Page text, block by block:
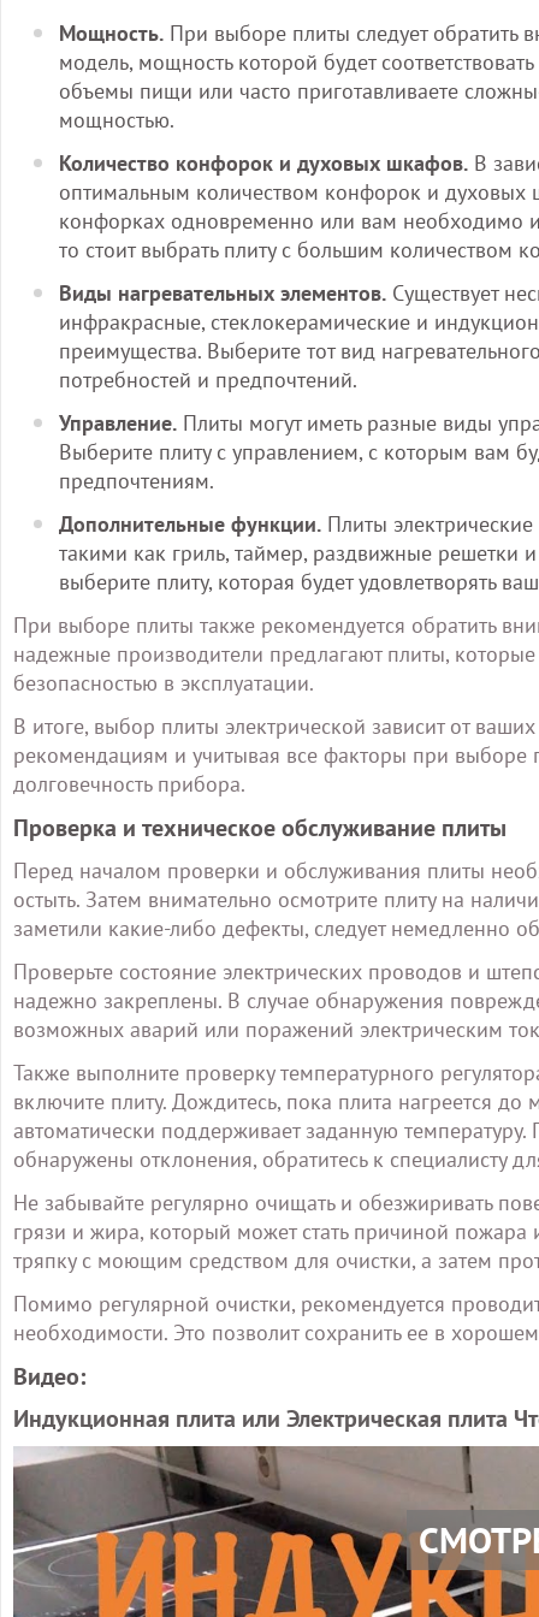
Мощность. При выборе плиты следует обратить
модель, мощность которой будет
объемы пищи или часто приготавливаете
мощностью.
Количество конфорок и духовых шкафов. В
оптимальным количеством конфорок и духовых
конфорках одновременно или вам необходимо
то стоит выбрать плиту с большим количеством
Виды нагревательных элементов. Существует
инфракрасные, стеклокерамические и
преимущества. Выберите тот вид
потребностей и предпочтений.
Управление. Плиты могут иметь разные виды
Выберите плиту с управлением, с которым вам
предпочтениям.
Дополнительные функции. Плиты
такими как гриль, таймер, раздвижные решетки
выберите плиту, которая будет удовлетворять
При выборе плиты также рекомендуется обратить
надежные производители предлагают плиты,
безопасностью в эксплуатации.
В итоге, выбор плиты электрической зависит от
рекомендациям и учитывая все факторы при выборе
долговечность прибора.
Проверка и техническое обслуживание плиты
Перед началом проверки и обслуживания плиты
остыть. Затем внимательно осмотрите плиту на
заметили какие-либо дефекты, следует немедленно
Проверьте состояние электрических проводов и
надежно закреплены. В случае обнаружения
возможных аварий или поражений электрическим
Также выполните проверку температурного
включите плиту. Дождитесь, пока плита нагреется
автоматически поддерживает заданную
обнаружены отклонения, обратитесь к специалисту
Не забывайте регулярно очищать и обезжиривать
грязи и жира, который может стать причиной пожара
тряпку с моющим средством для очистки, а затем
Помимо регулярной очистки, рекомендуется
необходимости. Это позволит сохранить ее в
Видео:
Индукционная плита или Электрическая плита